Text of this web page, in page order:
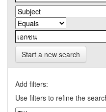
Start a new search
Add filters:
Use filters to refine the